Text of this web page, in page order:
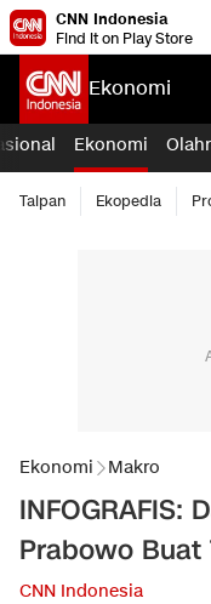
CNN Indonesia
Find it on Play Store
Ekonomi
Ekonomi
Taipan Ekopedia
Ekonomi Makro
INFOGRAFIS:
Prabowo Buat
CNN Indonesia